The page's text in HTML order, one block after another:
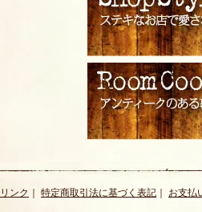
リンク 特定商取引法に基づく表記 お支払